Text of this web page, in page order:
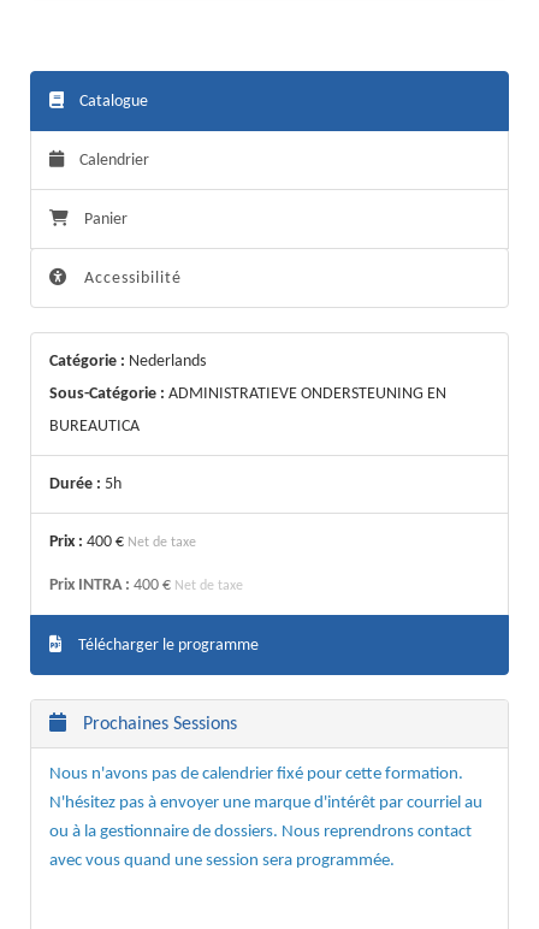
Catalogue
Calendrier
Panier
Accessibilité
Catégorie : Nederlands
Sous-Catégorie : ADMINISTRATIEVE ONDERSTEUNING EN
BUREAUTICA
Durée : 5h
Prix : 400 € Net de taxe
Prix INTRA : 400 € Net de taxe
Télécharger le programme
Prochaines Sessions
Nous n'avons pas de calendrier fixé pour cette formation.
N'hésitez pas à envoyer une marque d'intérêt par courriel au
ou à la gestionnaire de dossiers. Nous reprendrons contact
avec vous quand une session sera programmée.